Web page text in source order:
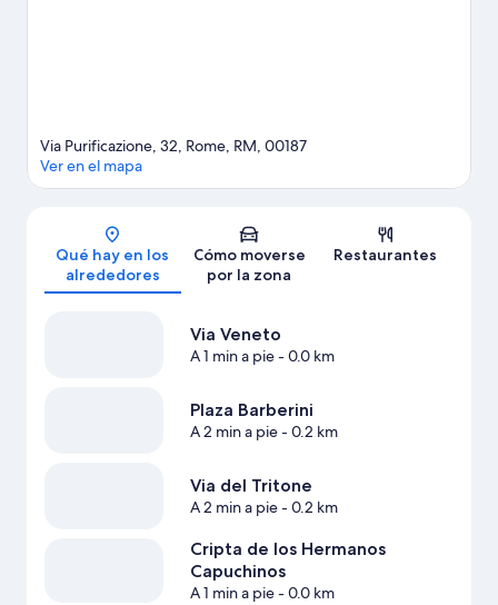
Mapa
Via Purificazione, 32, Rome, RM, 00187
Ver en el mapa
Qué hay en los
alrededores
Cómo moverse
por la zona
Restaurantes
Via Veneto
A 1 min a pie- 0.0 km
Plaza Barberini
A 2 min a pie- 0.2 km
Via del Tritone
A 2 min a pie- 0.2 km
Cripta de los Hermanos
Capuchinos
A 1 min a pie- 0.0 km